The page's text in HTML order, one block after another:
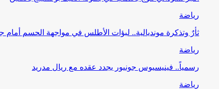
رياضة
ثأرٌ وتذكرة مونديالية.. لبؤات الأطلس في مواجهة الحسم أمام
رياضة
رسمياً.. فينيسيوس جونيور يجدد عقده مع ريال مدريد
رياضة